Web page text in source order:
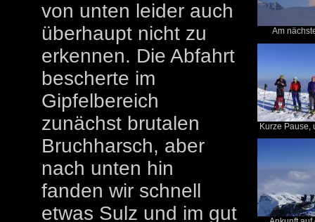
von unten leider auch
überhaupt nicht zu
erkennen. Die Abfahrt
bescherte im
Gipfelbereich
zunächst brutalen
Bruchharsch, aber
nach unten hin
fanden wir schnell
etwas Sulz und im gut
Am
Kurze Pause,